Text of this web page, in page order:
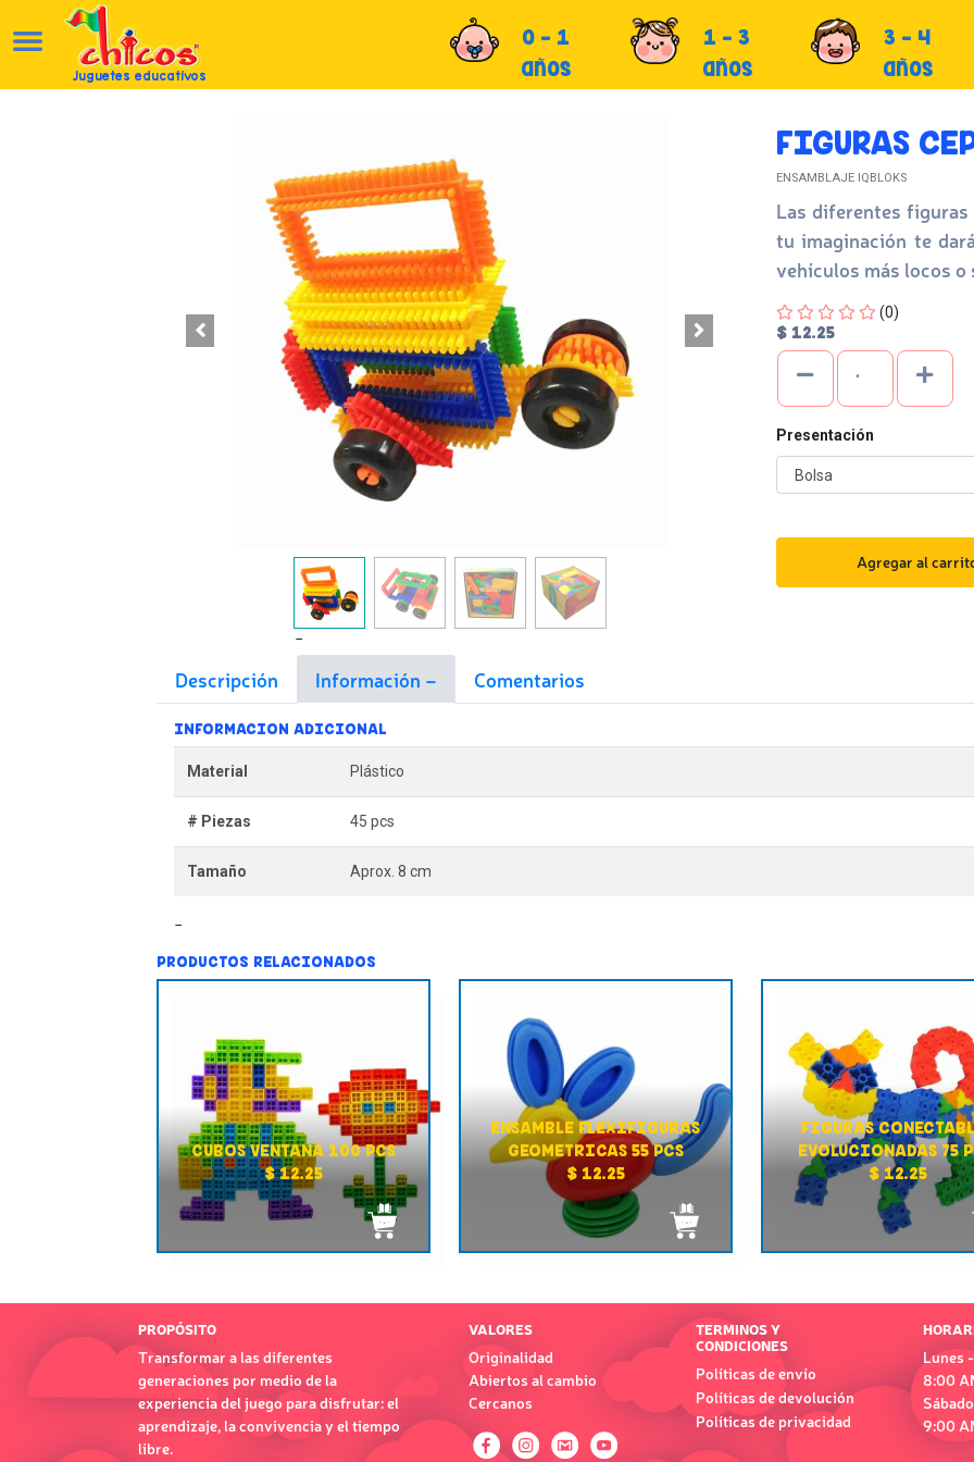
Juguetes educativos
0 - 1
años
1 - 3
años
3 - 4
años
FIGURAS
ENSAMBLAJE IQBLOKS
Las diferentes
tu imaginación te
vehículos más locos o
Four out of Five Stars
(0)
$ 12.25
Presentación
Agregar al
Descripción Información Comentarios
INFORMACION ADICIONAL
Material Plástico
# Piezas 45 pcs
Tamaño Aprox. 8 cm
PRODUCTOS RELACIONADOS
CUBOS VENTANA 100 PCS
$ 12.25
ENSAMBLE FLEXIFIGURAS
GEOMETRICAS 55 PCS
$ 12.25
FIGURAS
EVOLUCIONADAS 75
$ 12.25
PROPÓSITO
Transformar a las diferentes
generaciones por medio de la
experiencia del juego para disfrutar: el
aprendizaje, la convivencia y el tiempo
libre.
VALORES
Originalidad
Abiertos al cambio
Cercanos
TERMINOS Y
CONDICIONES
Políticas de envío
Políticas de devolución
Políticas de privacidad
Lunes
8:00
Sábado
9:00